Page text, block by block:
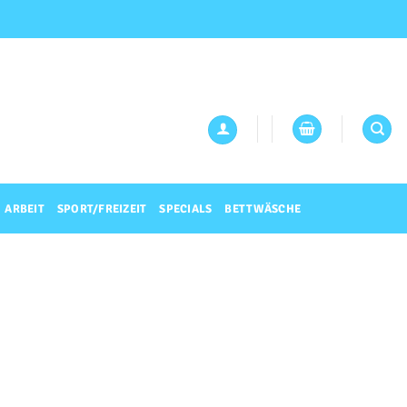
ARBEIT SPORT/FREIZEIT SPECIALS BETTWÄSCHE